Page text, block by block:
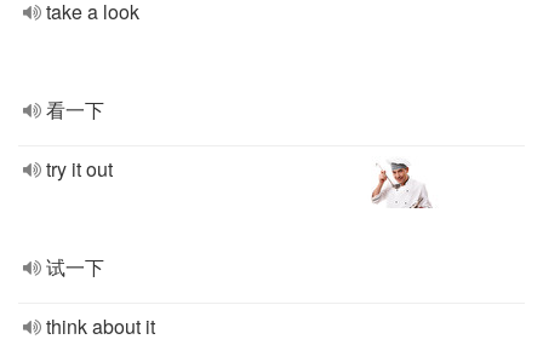
take a look
看一下
try it out
试一下
think about it